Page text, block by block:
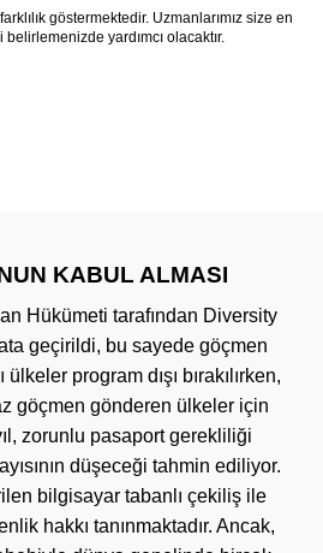
göstermektedir. Uzmanlarımız size en
yardımcı olacaktır.
KABUL ALMASI
Hükümeti tarafından Diversity
geçirildi, bu sayede göçmen
ülkeler program dışı bırakılırken,
göçmen gönderen ülkeler için
zorunlu pasaport gerekliliği
düşeceği tahmin ediliyor.
bilgisayar tabanlı çekiliş ile
hakkı tanınmaktadır. Ancak,